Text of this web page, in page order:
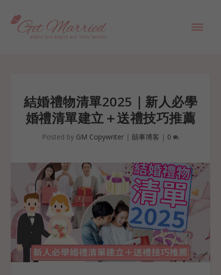
結婚禮物清單2025｜新人必學
婚禮清單建立＋送禮技巧推薦
Posted by GM Copywriter | 囍事博客 | 0